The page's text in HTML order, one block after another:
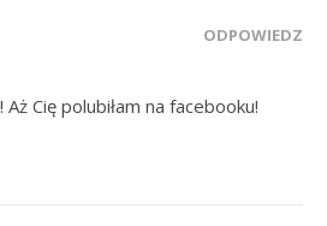
ODPOWIEDZ
Aż Cię polubiłam na facebooku!